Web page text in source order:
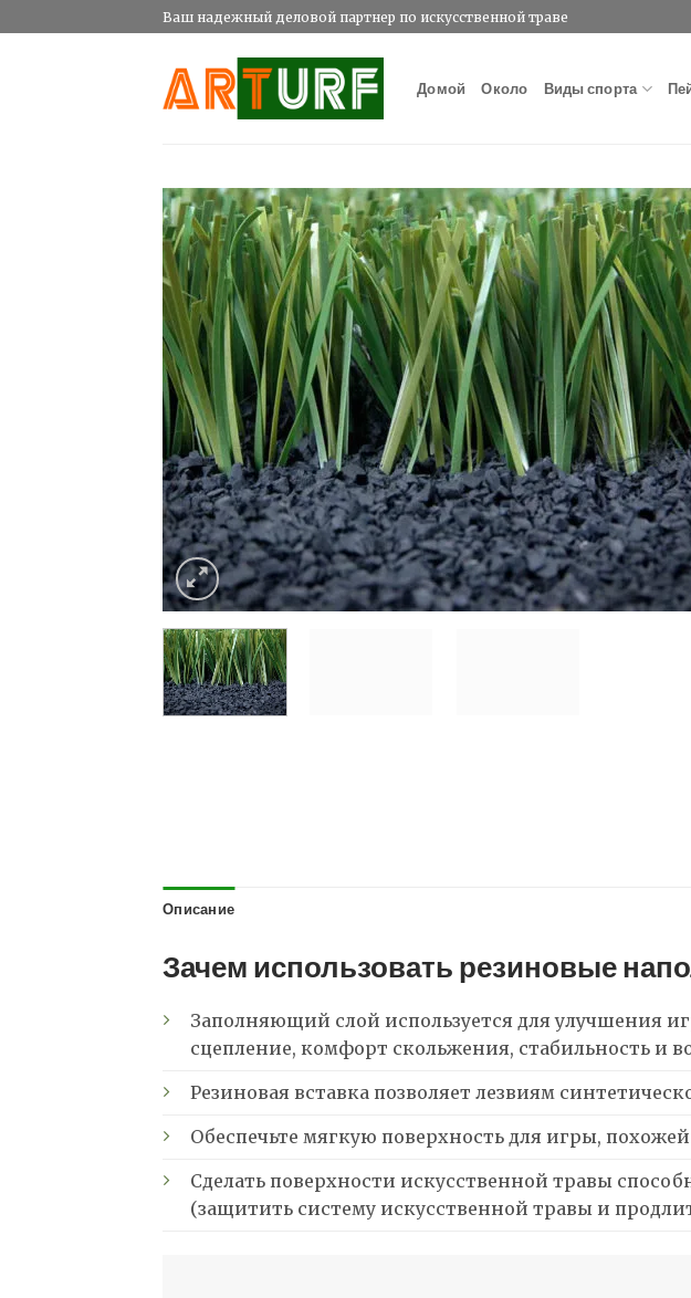
to
Ваш надежный деловой партнер по искусственной траве
Домой Около Виды спорта
Описание
Зачем использовать резиновые
Заполняющий слой используется для улучшения
сцепление, комфорт скольжения, стабильность и
Резиновая вставка позволяет лезвиям
Обеспечьте мягкую поверхность для игры,
Сделать поверхности искусственной травы
(защитить систему искусственной травы и